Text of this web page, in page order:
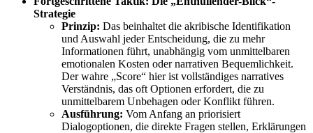
Strategie
Prinzip: Das beinhaltet die akribische Identifikation
und Auswahl jeder Entscheidung, die zu mehr
Informationen führt, unabhängig vom unmittelbaren
emotionalen Kosten oder narrativen Bequemlichkeit.
Der wahre „Score“ hier ist vollständiges narratives
Verständnis, das oft Optionen erfordert, die zu
unmittelbarem Unbehagen oder Konflikt führen.
Ausführung: Vom Anfang an priorisiert
Dialogoptionen, die direkte Fragen stellen, Erklärungen